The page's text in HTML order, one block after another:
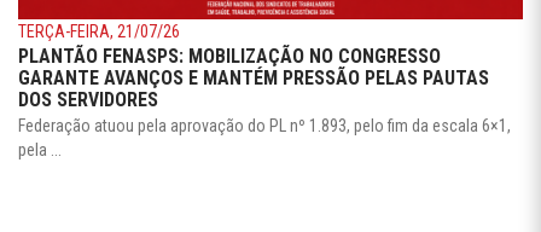
TERÇA-FEIRA, 21/07/26
PLANTÃO FENASPS: MOBILIZAÇÃO NO CONGRESSO
GARANTE AVANÇOS E MANTÉM PRESSÃO PELAS PAUTAS
DOS SERVIDORES
Federação atuou pela aprovação do PL nº 1.893, pelo fim da escala 6×1,
pela ...